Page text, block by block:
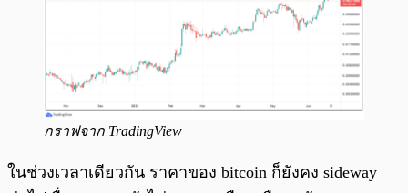
กราฟจาก TradingView
ในช่วงเวลาเดียวกัน ราคาของ bitcoin ก็ยังคง sideway